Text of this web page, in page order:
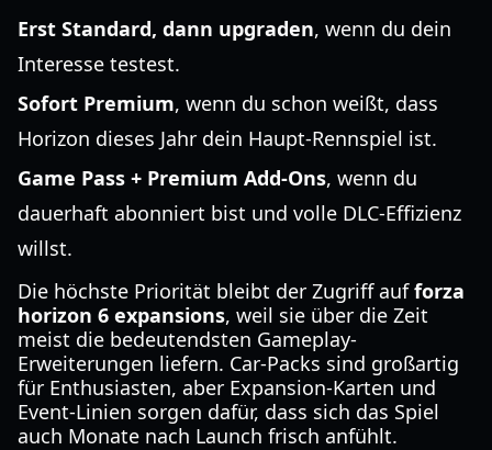
Erst Standard, dann upgraden, wenn du dein
Interesse testest.
Sofort Premium, wenn du schon weißt, dass
Horizon dieses Jahr dein Haupt-Rennspiel ist.
Game Pass + Premium Add-Ons, wenn du
dauerhaft abonniert bist und volle DLC-Effizienz
willst.
Die höchste Priorität bleibt der Zugriff aufforza
horizon 6 expansions, weil sie über die Zeit
meist die bedeutendsten Gameplay-
Erweiterungen liefern. Car-Packs sind großartig
für Enthusiasten, aber Expansion-Karten und
Event-Linien sorgen dafür, dass sich das Spiel
auch Monate nach Launch frisch anfühlt.